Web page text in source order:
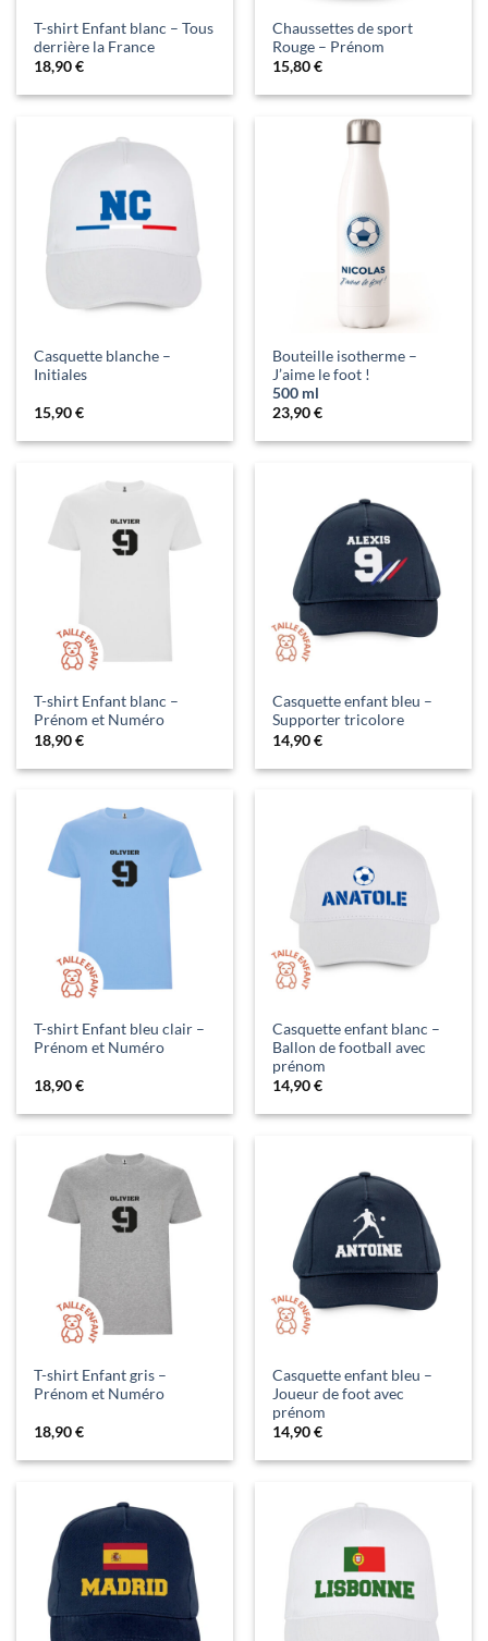
T-shirt Enfant blanc – Tous
derrière la France
18,90€
Chaussettes de sport
Rouge – Prénom
15,80€
Casquette blanche –
Initiales
15,90€
Bouteille isotherme –
J’aime le foot !
500 ml
23,90€
T-shirt Enfant blanc –
Prénom et Numéro
18,90€
Casquette enfant bleu –
Supporter tricolore
14,90€
T-shirt Enfant bleu clair –
Prénom et Numéro
18,90€
Casquette enfant blanc –
Ballon de football avec
prénom
14,90€
T-shirt Enfant gris –
Prénom et Numéro
18,90€
Casquette enfant bleu –
Joueur de foot avec
prénom
14,90€